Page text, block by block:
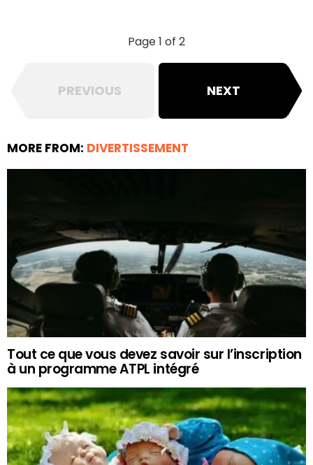
Page 1 of 2
PREVIOUS NEXT
MORE FROM: DIVERTISSEMENT
Tout ce que vous devez savoir sur l’inscription
à un programme ATPL intégré